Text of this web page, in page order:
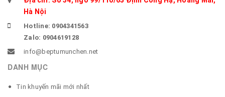
Hà Nội
Hotline: 0904341563
Zalo: 0904619128
info@beptumunchen.net
DANH MỤC
Tin khuyến mãi mới nhất